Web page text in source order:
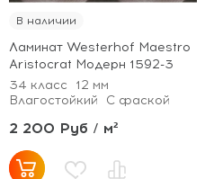
В наличии
Ламинат Westerhof Maestro
Aristocrat Модерн 1592-3
34 класс
12 мм
Влагостойкий
С фаской
2 200 Руб / м²